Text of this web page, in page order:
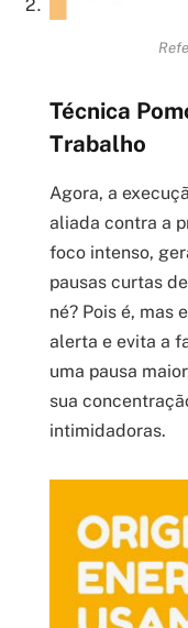
Técnica
Trabalho
Agora, a
aliada contra a
foco intenso,
pausas curtas
né? Pois é, mas
alerta e evita a
uma pausa
sua
intimidadoras.